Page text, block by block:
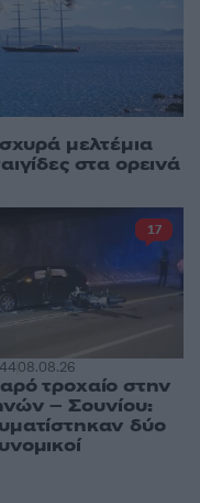
μελτέμια
στα ορεινά
08.08.26
τροχαίο στην
– Σουνίου:
δύο
17